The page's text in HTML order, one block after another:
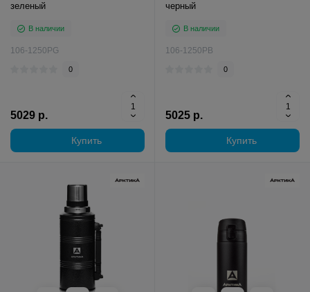
зеленый
В наличии
106-1250РG
0
5029 р.
Купить
черный
В наличии
106-1250РB
0
5025 р.
Купить